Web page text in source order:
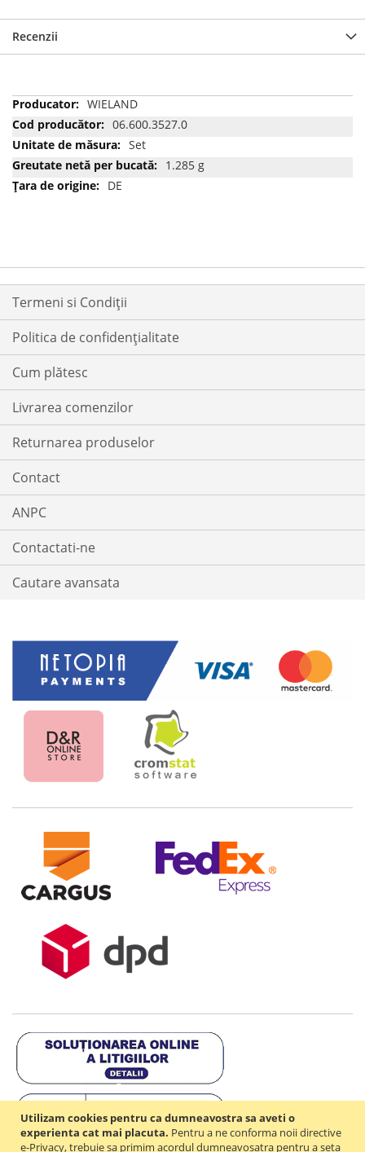
Utilizam cookies pentru ca dumneavostra sa aveti o
experienta cat mai placuta. Pentru a ne conforma noii directive
e-Privacy, trebuie sa primim acordul dumneavosatra pentru a seta
Recenzii
Mai
multe
informatii
WIELAND
06.600.3527.0
Set
1.285 g
DE
Termeni si Condiții
Politica de confidențialitate
Cum plătesc
Livrarea comenzilor
Returnarea produselor
Contact
ANPC
Contactati-ne
Cautare avansata